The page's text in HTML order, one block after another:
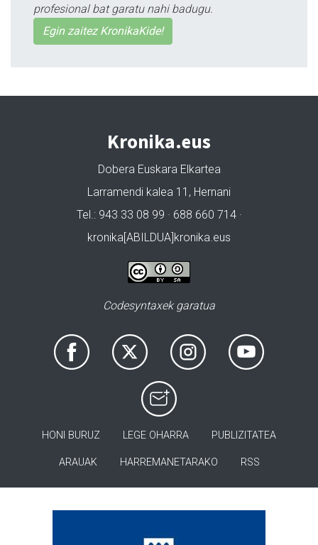
profesional bat garatu nahi badugu.
Egin zaitez KronikaKide!
Kronika.eus
Dobera Euskara Elkartea
Larramendi kalea 11, Hernani
Tel.: 943 33 08 99 · 688 660 714 ·
kronika[ABILDUA]kronika.eus
Codesyntaxek garatua
HONI BURUZ LEGE OHARRA PUBLIZITATEA
ARAUAK HARREMANETARAKO RSS